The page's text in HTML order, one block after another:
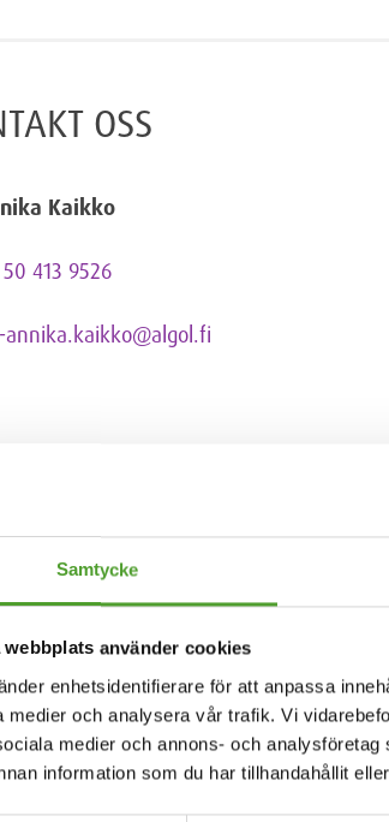
Samtycke
webbplats använder cookies
enhetsidentifierare för att anpassa
medier och analysera vår trafik. Vi
medier och annons- och
information som du har tillhandahållit
OSS
Kaikko
413 9526
annika.kaikko@algol.fi